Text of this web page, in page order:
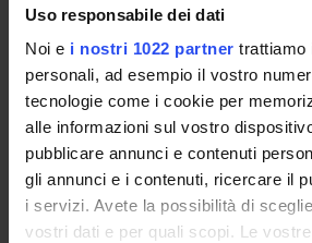
Uso responsabile dei dati
Noi e i nostri 1022 partner trattiamo
personali, ad esempio il vostro
tecnologie come i cookie per
alle informazioni sul vostro
pubblicare annunci e contenuti
gli annunci e i contenuti, ricercare il
i servizi. Avete la possibilità di
vostri dati e per quali scopi. Le
scuola: Attività di coinvolgimento e
mondo della scuola
Sustainable Development
Questa iniziativa contribuisce al
Obiettivi di Sviluppo Sostenibile
dell'ONU .